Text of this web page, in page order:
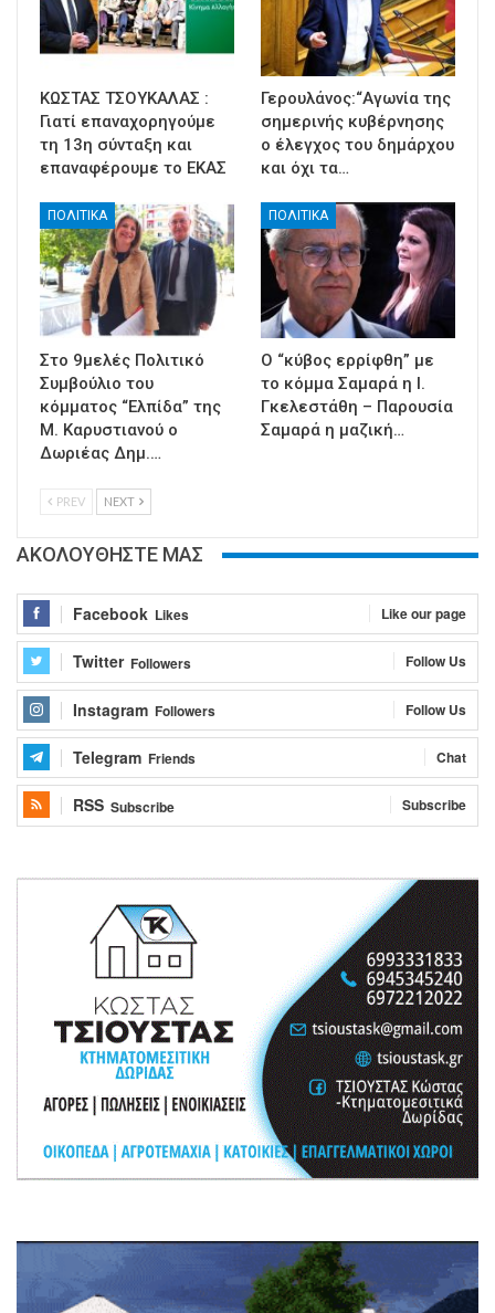
ΚΩΣΤΑΣ ΤΣΟΥΚΑΛΑΣ :
Γιατί επαναχορηγούμε
τη 13η σύνταξη και
επαναφέρουμε το ΕΚΑΣ
Γερουλάνος:“Αγωνία της
σημερινής κυβέρνησης
ο έλεγχος του δημάρχου
και όχι τα…
ΠΟΛΙΤΙΚΑ
Στο 9μελές Πολιτικό
Συμβούλιο του
κόμματος “Ελπίδα” της
Μ. Καρυστιανού ο
Δωριέας Δημ.…
ΠΟΛΙΤΙΚΑ
Ο “κύβος ερρίφθη” με
το κόμμα Σαμαρά η Ι.
Γκελεστάθη – Παρουσία
Σαμαρά η μαζική…
PREV NEXT
ΑΚΟΛΟΥΘΗΣΤΕ ΜΑΣ
Facebook Likes Like our page
Twitter Followers Follow Us
Instagram Followers Follow Us
Telegram Friends Chat
RSS Subscribe Subscribe